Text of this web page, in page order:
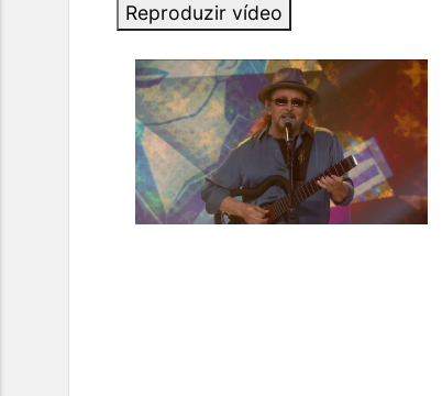
Reproduzir vídeo